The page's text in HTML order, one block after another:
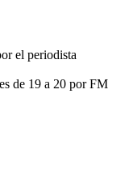
el periodista
de 19 a 20 por FM